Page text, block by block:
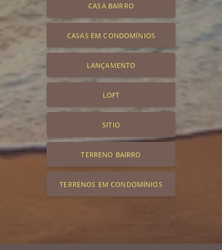
CASA BAIRRO
CASAS EM CONDOMÍNIOS
LANÇAMENTO
LOFT
SITIO
TERRENO BAIRRO
TERRENOS EM CONDOMÍNIOS